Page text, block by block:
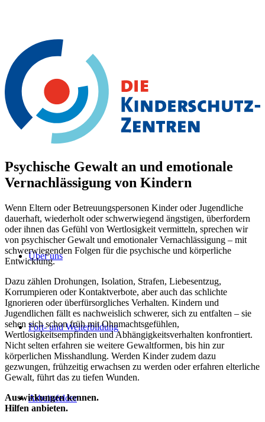
Über uns
Fort- und Weiterbildung
Arbeitsfelder
Psychische Gewalt an und emotionale
Vernachlässigung von Kindern
Wenn Eltern oder Betreuungspersonen Kinder oder Jugendliche
dauerhaft, wiederholt oder schwerwiegend ängstigen, überfordern
oder ihnen das Gefühl von Wertlosigkeit vermitteln, sprechen wir
von psychischer Gewalt und emotionaler Vernachlässigung – mit
schwerwiegenden Folgen für die psychische und körperliche
Entwicklung.
Dazu zählen Drohungen, Isolation, Strafen, Liebesentzug,
Korrumpieren oder Kontaktverbote, aber auch das schlichte
Ignorieren oder überfürsorgliches Verhalten. Kindern und
Jugendlichen fällt es nachweislich schwerer, sich zu entfalten – sie
sehen sich schon früh mit Ohnmachtsgefühlen,
Wertlosigkeitsempfinden und Abhängigkeitsverhalten konfrontiert.
Nicht selten erfahren sie weitere Gewaltformen, bis hin zur
körperlichen Misshandlung. Werden Kinder zudem dazu
gezwungen, frühzeitig erwachsen zu werden oder erfahren elterliche
Gewalt, führt das zu tiefen Wunden.
Auswirkungen kennen.
Hilfen anbieten.